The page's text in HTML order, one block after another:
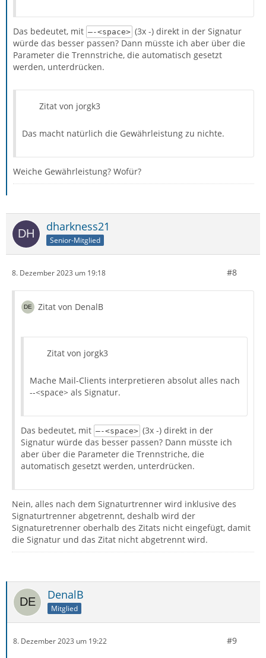
Das bedeutet, mit —-<space> (3x -) direkt in der Signatur
würde das besser passen? Dann müsste ich aber über die
Parameter die Trennstriche, die automatisch gesetzt
werden, unterdrücken.
Zitat von jorgk3
Das macht natürlich die Gewährleistung zu nichte.
Weiche Gewährleistung? Wofür?
dharkness21
Senior-Mitglied
8. Dezember 2023 um 19:18 #8
Zitat von DenalB
Zitat von jorgk3
Mache Mail-Clients interpretieren absolut alles nach
--<space> als Signatur.
Das bedeutet, mit —-<space> (3x -) direkt in der
Signatur würde das besser passen? Dann müsste ich
aber über die Parameter die Trennstriche, die
automatisch gesetzt werden, unterdrücken.
Nein, alles nach dem Signaturtrenner wird inklusive des
Signaturtrenner abgetrennt, deshalb wird der
Signaturetrenner oberhalb des Zitats nicht eingefügt, damit
die Signatur und das Zitat nicht abgetrennt wird.
DenalB
Mitglied
8. Dezember 2023 um 19:22 #9